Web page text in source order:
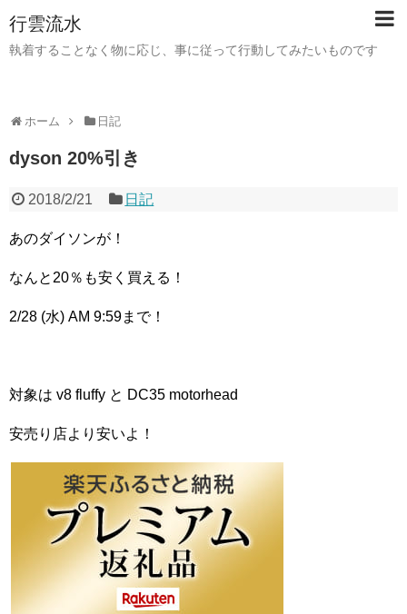
行雲流水
執着することなく物に応じ、事に従って行動してみたいものです
ホーム 日記
dyson 20%引き
2018/2/21 日記
あのダイソンが！
なんと20％も安く買える！
2/28 (水) AM 9:59まで！
対象は v8 fluffy と DC35 motorhead
安売り店より安いよ！